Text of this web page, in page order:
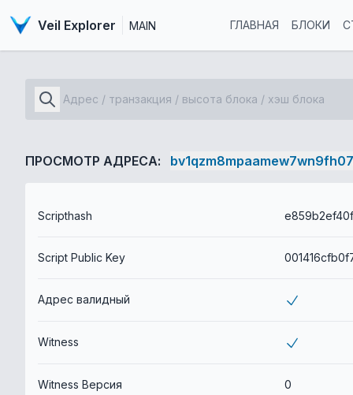
Veil Explorer MAIN ГЛАВНАЯ БЛОКИ
ПРОСМОТР АДРЕСА:
Scripthash
Script Public Key
Адрес валидный
Witness
Witness Версия 0